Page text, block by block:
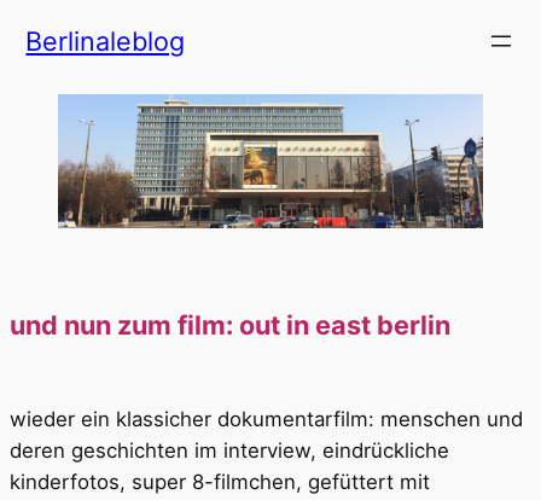
Inhalt
Berlinaleblog
und nun zum film: out in east berlin
wieder ein klassicher dokumentarfilm: menschen und
deren geschichten im interview, eindrückliche
kinderfotos, super 8-filmchen, gefüttert mit